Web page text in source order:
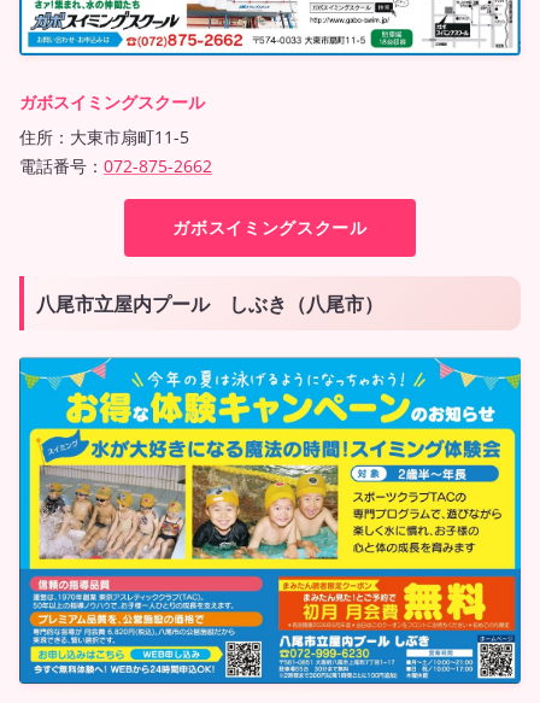
ガボスイミングスクール
住所：大東市扇町11-5
電話番号： 072-875-2662
ガボスイミングスクール
八尾市立屋内プール しぶき（八尾市）